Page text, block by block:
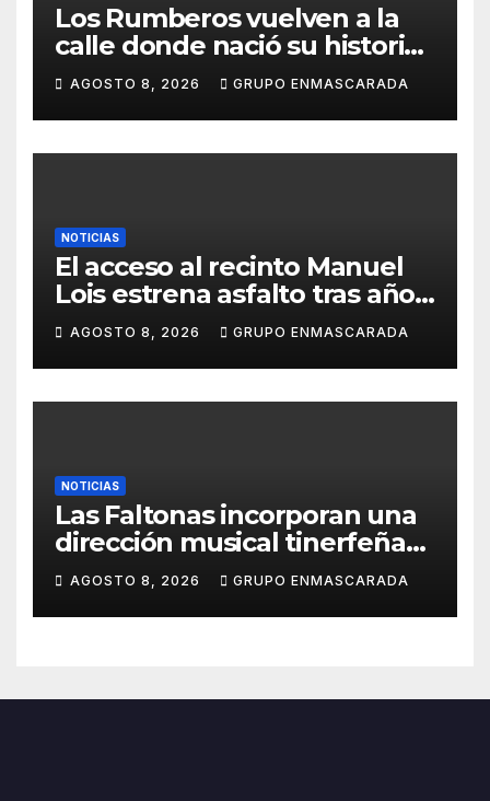
Los Rumberos vuelven a la
calle donde nació su historia:
51 años después, el mismo
barrio, el mismo orgullo
AGOSTO 8, 2026 GRUPO ENMASCARADA
NOTICIAS
El acceso al recinto Manuel
Lois estrena asfalto tras años
de espera
AGOSTO 8, 2026 GRUPO ENMASCARADA
NOTICIAS
Las Faltonas incorporan una
dirección musical tinerfeña
para afrontar con ilusión el
Carnaval de Lanzarote
AGOSTO 8, 2026 GRUPO ENMASCARADA